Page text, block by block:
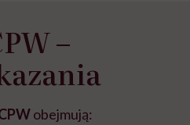
–
obejmują: